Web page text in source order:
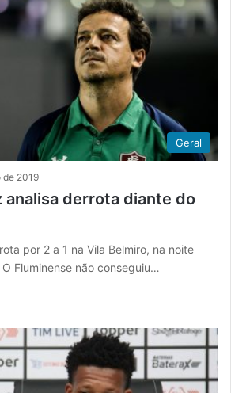
Geral
de 2019
analisa derrota diante do
por 2 a 1 na Vila Belmiro, na noite
Fluminense não conseguiu…